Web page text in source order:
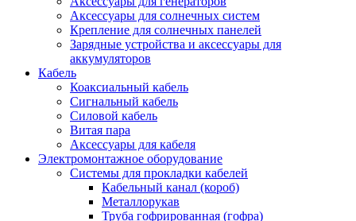
Аксессуары для солнечных систем
Крепление для солнечных панелей
Зарядные устройства и аксессуары для
аккумуляторов
Кабель
Коаксиальный кабель
Сигнальный кабель
Силовой кабель
Витая пара
Аксессуары для кабеля
Электромонтажное оборудование
Системы для прокладки кабелей
Кабельный канал (короб)
Металлорукав
Труба гофрированная (гофра)